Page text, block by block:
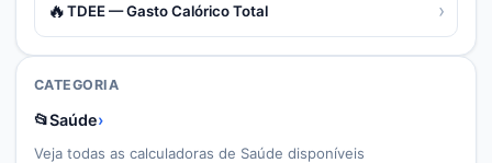
🔥TDEE — Gasto Calórico Total ›
CATEGORIA
📂Saúde›
Veja todas as calculadoras de Saúde disponíveis